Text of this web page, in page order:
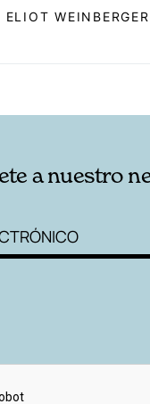
ELIOT WEINBERGER
a nuestro